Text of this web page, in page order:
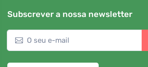
Subscrever a nossa newsletter